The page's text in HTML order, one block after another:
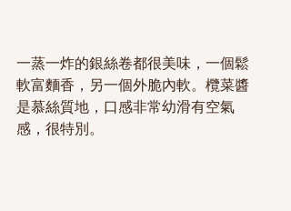
一蒸一炸的銀絲卷都很美味，一個鬆
軟富麵香，另一個外脆內軟。欖菜醬
是慕絲質地，口感非常幼滑有空氣
感，很特別。